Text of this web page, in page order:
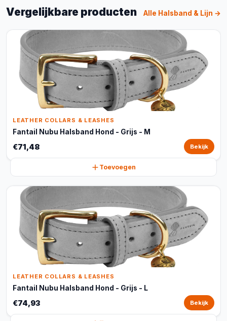
Vergelijkbare producten Alle Halsband & Lijn →
LEATHER COLLARS & LEASHES
Fantail Nubu Halsband Hond - Grijs - M
€71,48 Bekijk
Toevoegen
LEATHER COLLARS & LEASHES
Fantail Nubu Halsband Hond - Grijs - L
€74,93 Bekijk